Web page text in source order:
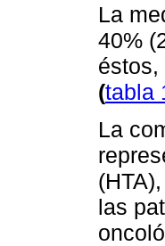
La
40%
éstos,
(tabla
La
las